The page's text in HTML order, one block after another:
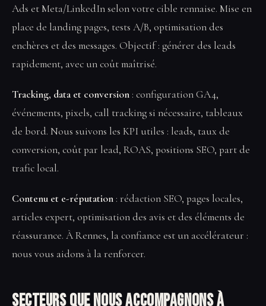
Ads et Meta/LinkedIn selon votre cible rennaise. Mise en
place de landing pages, tests A/B, optimisation des
enchères et des messages. Objectif : générer des leads
rapidement, avec un coût maîtrisé.
Tracking, data et conversion : configuration GA4,
événements, pixels, call tracking si nécessaire, tableaux
de bord. Nous suivons les KPI utiles : leads, taux de
conversion, coût par lead, ROAS, positions SEO, part de
trafic local.
Contenu et e-réputation : rédaction SEO, pages locales,
articles expert, optimisation des avis et des éléments de
réassurance. À Rennes, la confiance est un accélérateur :
nous vous aidons à la renforcer.
Secteurs que nous accompagnons à